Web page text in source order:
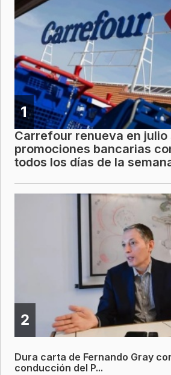
1
Carrefour renueva en julio
promociones bancarias
todos los días de la
2
Dura carta de Fernando Gray
conducción del P...